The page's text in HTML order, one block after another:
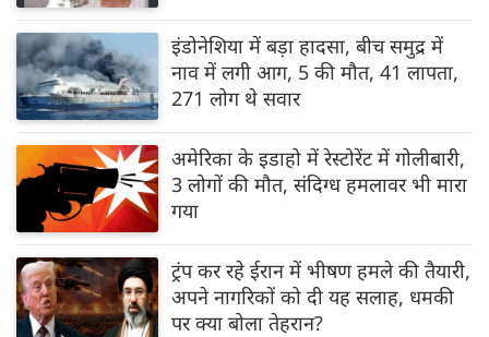
इंडोनेशिया में बड़ा हादसा, बीच समुद्र में
नाव में लगी आग, 5 की मौत, 41 लापता,
271 लोग थे सवार
अमेरिका के इडाहो में रेस्टोरेंट में गोलीबारी,
3 लोगों की मौत, संदिग्ध हमलावर भी मारा
गया
ट्रंप कर रहे ईरान में भीषण हमले की तैयारी,
अपने नागरिकों को दी यह सलाह, धमकी
पर क्‍या बोला तेहरान?